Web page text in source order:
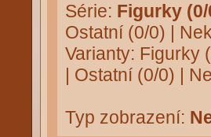
Série: Figurky (0/
Ostatní (0/0) |
Varianty: Figurky
| Ostatní (0/0) |
Typ zobrazení: